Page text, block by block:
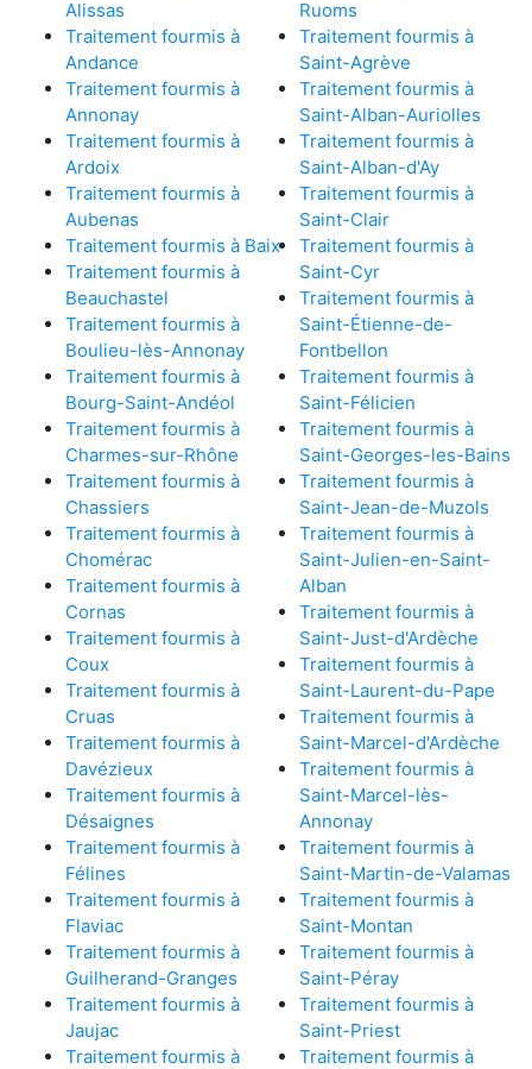
Alissas
Traitement fourmis à
Andance
Traitement fourmis à
Annonay
Traitement fourmis à
Ardoix
Traitement fourmis à
Aubenas
Traitement fourmis à Baix
Traitement fourmis à
Beauchastel
Traitement fourmis à
Boulieu-lès-Annonay
Traitement fourmis à
Bourg-Saint-Andéol
Traitement fourmis à
Charmes-sur-Rhône
Traitement fourmis à
Chassiers
Traitement fourmis à
Chomérac
Traitement fourmis à
Cornas
Traitement fourmis à
Coux
Traitement fourmis à
Cruas
Traitement fourmis à
Davézieux
Traitement fourmis à
Désaignes
Traitement fourmis à
Félines
Traitement fourmis à
Flaviac
Traitement fourmis à
Guilherand-Granges
Traitement fourmis à
Jaujac
Traitement fourmis à
Ruoms
Traitement fourmis à
Saint-Agrève
Traitement fourmis à
Saint-Alban-Auriolles
Traitement fourmis à
Saint-Alban-d'Ay
Traitement fourmis à
Saint-Clair
Traitement fourmis à
Saint-Cyr
Traitement fourmis à
Saint-Étienne-de-
Fontbellon
Traitement fourmis à
Saint-Félicien
Traitement fourmis à
Saint-Georges-les-Bains
Traitement fourmis à
Saint-Jean-de-Muzols
Traitement fourmis à
Saint-Julien-en-Saint-
Alban
Traitement fourmis à
Saint-Just-d'Ardèche
Traitement fourmis à
Saint-Laurent-du-Pape
Traitement fourmis à
Saint-Marcel-d'Ardèche
Traitement fourmis à
Saint-Marcel-lès-
Annonay
Traitement fourmis à
Saint-Martin-de-Valamas
Traitement fourmis à
Saint-Montan
Traitement fourmis à
Saint-Péray
Traitement fourmis à
Saint-Priest
Traitement fourmis à